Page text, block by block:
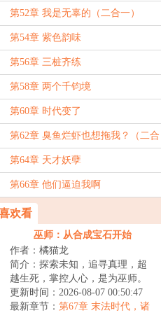
第52章 我是无辜的（二合一）
第54章 紫色韵味
第56章 三桩齐练
第58章 两个千钧境
第60章 时代变了
第62章 臭鱼烂虾也想拖我？（二合
一）
第64章 天才妖孽
第66章 他们逼迫我啊
欢看
巫师：从合成宝石开始
作者：橘猫龙
简介：探索未知，追寻真理，超
越生死，掌控人心，是为巫师。
在这个资源相对匮乏的巫师世界
之中，穿越者洛...
更新时间：2026-08-07 00:50:47
最新章节： 第67章 末法时代，诸